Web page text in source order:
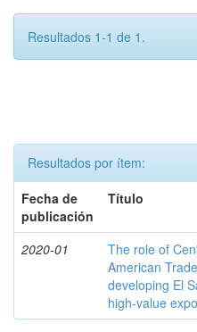
Resultados 1-1 de 1.
Resultados por ítem:
Fecha de
publicación
Título
2020-01
The role of
American
developing El
high-value